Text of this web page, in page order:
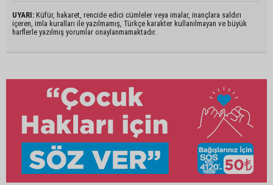
UYARI: Küfür, hakaret, rencide edici cümleler veya imalar, inançlara saldırı
içeren, imla kuralları ile yazılmamış, Türkçe karakter kullanılmayan ve büyük
harflerle yazılmış yorumlar onaylanmamaktadır.